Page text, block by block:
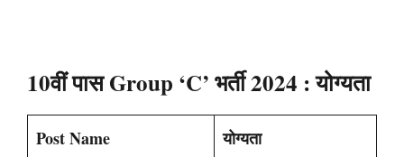
10वीं पास Group ‘C’ भर्ती 2024 : योग्यता
Post Name योग्यता